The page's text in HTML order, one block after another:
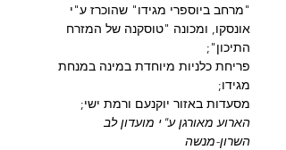
"מרחב ביוספרי מגידו" שהוכרז ע"י
אונסקו, ומכונה "טוסקנה של המזרח
התיכון";
פריחת כלניות מיוחדת במינה במנחת
מגידו;
מסעדות באזור יוקנעם ורמת ישי;
הארוע מאורגן ע"י מועדון לב
השרון-מנשה